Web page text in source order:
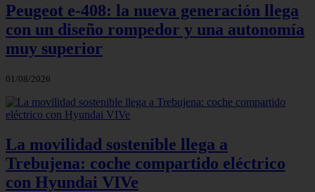
Peugeot e-408: la nueva generación llega
con un diseño rompedor y una autonomía
muy superior
01/08/2026
La movilidad sostenible llega a
Trebujena: coche compartido eléctrico
con Hyundai VIVe